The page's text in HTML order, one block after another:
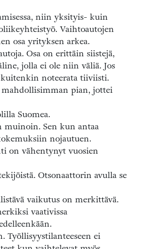
niin yksityis- kuin
Vaihtoautojen
osa yrityksen arkea.
Osa on erittäin siistejä,
jolla ei ole niin väliä. Jos
kuitenkin noteerata tiiviisti.
pian, jottei
Suomea.
muinoin. Sen kun antaa
nojautuen.
on vähentynyt vuosien
Otsonaattorin avulla se
vaikutus on merkittävä.
vaativissa
Työllisyystilanteeseen ei